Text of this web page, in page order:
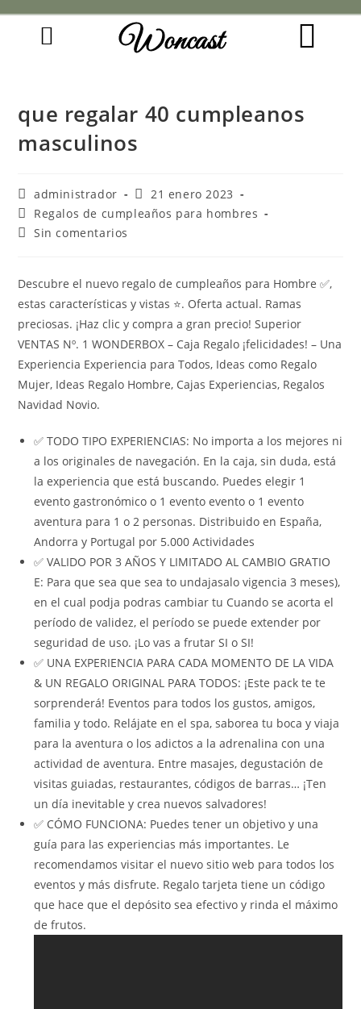
Woncast
que regalar 40 cumpleanos
masculinos
administrador
21 enero 2023
Regalos de cumpleaños para hombres
Sin comentarios
Descubre el nuevo regalo de cumpleaños para Hombre ✅,
estas características y vistas ⭐. Oferta actual. Ramas
preciosas. ¡Haz clic y compra a gran precio! Superior
VENTAS Nº. 1 WONDERBOX – Caja Regalo ¡felicidades! – Una
Experiencia Experiencia para Todos, Ideas como Regalo
Mujer, Ideas Regalo Hombre, Cajas Experiencias, Regalos
Navidad Novio.
✅ TODO TIPO EXPERIENCIAS: No importa a los mejores ni
a los originales de navegación. En la caja, sin duda, está
la experiencia que está buscando. Puedes elegir 1
evento gastronómico o 1 evento evento o 1 evento
aventura para 1 o 2 personas. Distribuido en España,
Andorra y Portugal por 5.000 Actividades
✅ VALIDO POR 3 AÑOS Y LIMITADO AL CAMBIO GRATIO
E: Para que sea que sea to undajasalo vigencia 3 meses),
en el cual podja podras cambiar tu Cuando se acorta el
período de validez, el período se puede extender por
seguridad de uso. ¡Lo vas a frutar SI o SI!
✅ UNA EXPERIENCIA PARA CADA MOMENTO DE LA VIDA
& UN REGALO ORIGINAL PARA TODOS: ¡Este pack te te
sorprenderá! Eventos para todos los gustos, amigos,
familia y todo. Relájate en el spa, saborea tu boca y viaja
para la aventura o los adictos a la adrenalina con una
actividad de aventura. Entre masajes, degustación de
visitas guiadas, restaurantes, códigos de barras… ¡Ten
un día inevitable y crea nuevos salvadores!
✅ CÓMO FUNCIONA: Puedes tener un objetivo y una
guía para las experiencias más importantes. Le
recomendamos visitar el nuevo sitio web para todos los
eventos y más disfrute. Regalo tarjeta tiene un código
que hace que el depósito sea efectivo y rinda el máximo
de frutos.